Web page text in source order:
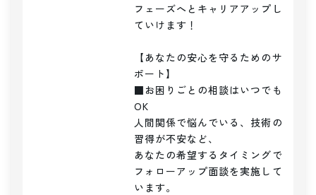
フェーズへとキャリアアップし
ていけます！
【あなたの安心を守るためのサ
ポート】
■お困りごとの相談はいつでも
OK
人間関係で悩んでいる、技術の
習得が不安など、
あなたの希望するタイミングで
フォローアップ面談を実施して
います。